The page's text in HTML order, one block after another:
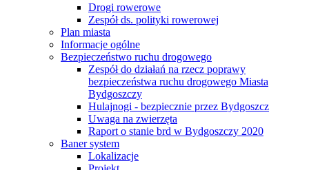
Drogi rowerowe
Zespół ds. polityki rowerowej
Plan miasta
Informacje ogólne
Bezpieczeństwo ruchu drogowego
Zespół do działań na rzecz poprawy
bezpieczeństwa ruchu drogowego Miasta
Bydgoszczy
Hulajnogi - bezpiecznie przez Bydgoszcz
Uwaga na zwierzęta
Raport o stanie brd w Bydgoszczy 2020
Baner system
Lokalizacje